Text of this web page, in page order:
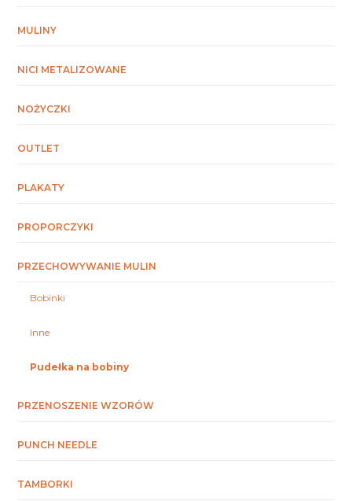
MULINY
NICI METALIZOWANE
NOŻYCZKI
OUTLET
PLAKATY
PROPORCZYKI
PRZECHOWYWANIE MULIN
Bobinki
Inne
Pudełka na bobiny
PRZENOSZENIE WZORÓW
PUNCH NEEDLE
TAMBORKI